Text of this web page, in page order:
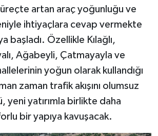
artan araç yoğunluğu ve
ihtiyaçlara cevap vermekte
başladı. Özellikle Kılağlı,
Ağabeyli, Çatmayayla ve
yoğun olarak kullandığı
zaman trafik akışını olumsuz
yeni yatırımla birlikte daha
bir yapıya kavuşacak.